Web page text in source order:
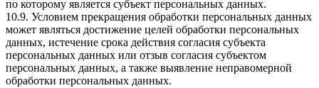
по которому является субъект персональных данных.
10.9. Условием прекращения обработки персональных данных
может являться достижение целей обработки персональных
данных, истечение срока действия согласия субъекта
персональных данных или отзыв согласия субъектом
персональных данных, а также выявление неправомерной
обработки персональных данных.